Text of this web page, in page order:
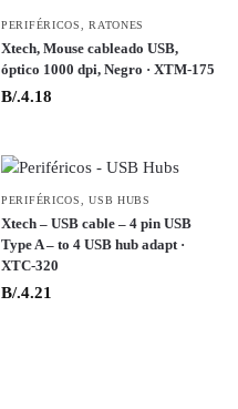
PERIFÉRICOS ,RATONES
Xtech, Mouse cableado USB,
óptico 1000 dpi, Negro · XTM-175
B/.4.18
PERIFÉRICOS ,USB HUBS
Xtech – USB cable – 4 pin USB
Type A – to 4 USB hub adapt ·
XTC-320
B/.4.21